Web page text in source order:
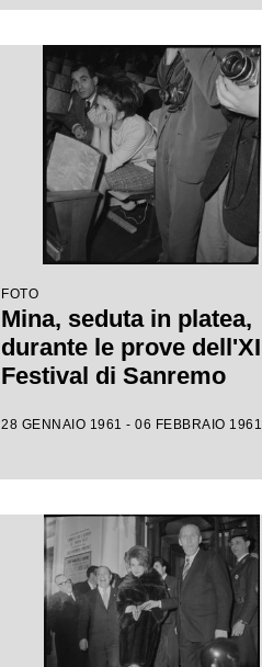
FOTO
Mina, seduta in platea,
durante le prove dell'XI
Festival di Sanremo
28 GENNAIO 1961 - 06 FEBBRAIO 1961